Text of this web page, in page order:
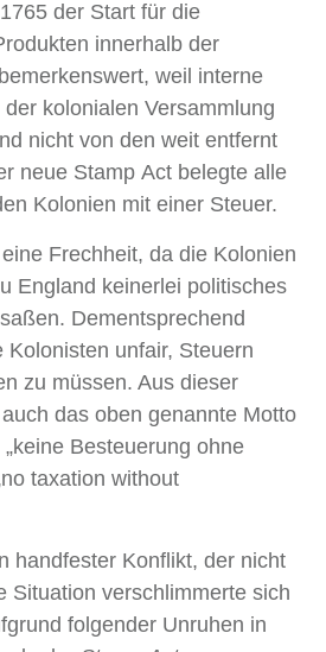
der Start für die
innerhalb der
weil interne
kolonialen Versammlung
nicht von den weit entfernt
neue Stamp Act belegte alle
Kolonien mit einer Steuer.
Frechheit, da die Kolonien
England keinerlei politisches
Dementsprechend
Kolonisten unfair, Steuern
zu müssen. Aus dieser
das oben genannte Motto
Besteuerung ohne
taxation without
handfester Konflikt, der nicht
Situation verschlimmerte sich
folgender Unruhen in